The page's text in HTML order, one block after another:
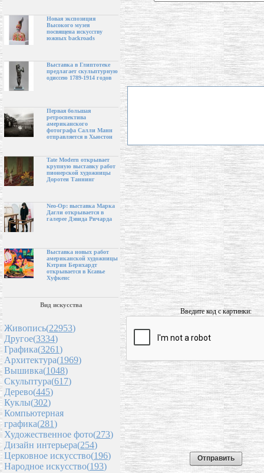
Новая экспозиция
Высокого музея
посвящена искусству
южных backroads
Выставка в Глиптотеке
предлагает скульптурную
одиссею 1789-1914 годов
Первая большая
ретроспектива
американского
фотографа Салли Манн
отправляется в Хьюстон
Tate Modern открывает
крупную выставку работ
пионерской художницы
Доротеи Таннинг
Neo-Op: выставка Марка
Дагли открывается в
галерее Дэвида Ричарда
Выставка новых работ
американской художницы
Кэтрин Бернхардт
открывается в Ксавье
Хуфкенс
Вид искусства
Живопись(22953)
Другое(3334)
Графика(3261)
Архитектура(1969)
Вышивка(1048)
Скульптура(617)
Дерево(445)
Куклы(302)
Компьютерная
графика(281)
Художественное фото(273)
Дизайн интерьера(254)
Церковное искусство(196)
Народное искусство(193)
Введите код с картинки: